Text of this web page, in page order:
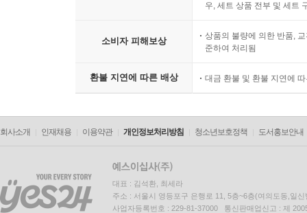
우, 세트 상품 전부 및 세트
소비자 피해보상
상품의 불량에 의한 반품,
준하여 처리됨
환불 지연에 따른 배상 대금 환불 및 환불 지연에
회사소개 인재채용 이용약관 개인정보처리방침 청소년보호정책 도서홍보안내
대표 : 김석환, 최세라
주소 : 서울시 영등포구 은행로 11, 5층~6층(여의도동,일신
사업자등록번호 : 229-81-37000 통신판매업신고 : 제